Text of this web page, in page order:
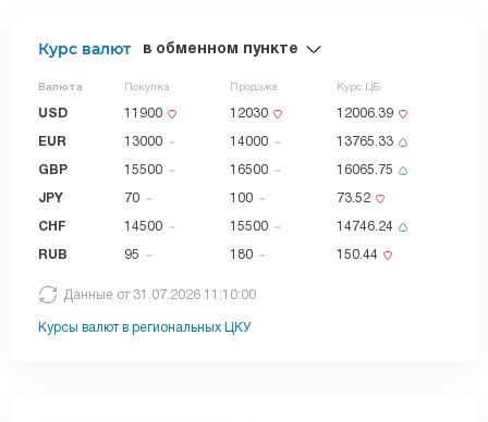
Курс валют в обменном пункте
Валюта Покупка Продажа Курс ЦБ
USD 11900 12030 12006.39
EUR 13000 14000 13765.33
GBP 15500 16500 16065.75
JPY 70 100 73.52
CHF 14500 15500 14746.24
RUB 95 180 150.44
Данные от 31.07.2026 11:10:00
Курсы валют в региональных ЦКУ